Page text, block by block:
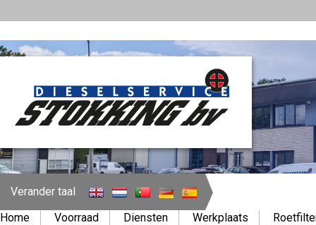
Verander taal
Home
Voorraad Diensten Werkplaats